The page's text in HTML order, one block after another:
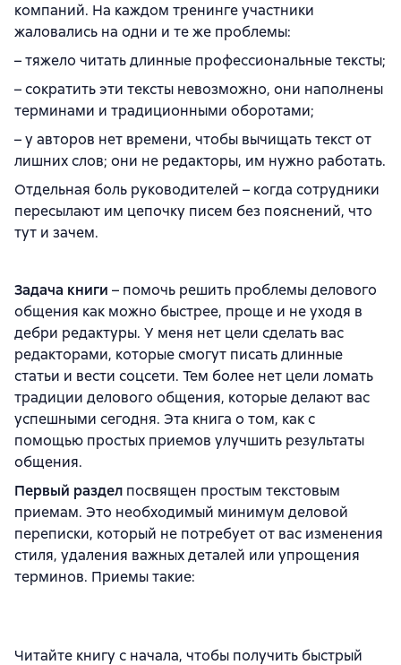
компаний. На каждом тренинге участники
жаловались на одни и те же проблемы:
– тяжело читать длинные профессиональные тексты;
– сократить эти тексты невозможно, они наполнены
терминами и традиционными оборотами;
– у авторов нет времени, чтобы вычищать текст от
лишних слов; они не редакторы, им нужно работать.
Отдельная боль руководителей – когда сотрудники
пересылают им цепочку писем без пояснений, что
тут и зачем.
Задача книги – помочь решить проблемы делового
общения как можно быстрее, проще и не уходя в
дебри редактуры. У меня нет цели сделать вас
редакторами, которые смогут писать длинные
статьи и вести соцсети. Тем более нет цели ломать
традиции делового общения, которые делают вас
успешными сегодня. Эта книга о том, как с
помощью простых приемов улучшить результаты
общения.
Первый раздел посвящен простым текстовым
приемам. Это необходимый минимум деловой
переписки, который не потребует от вас изменения
стиля, удаления важных деталей или упрощения
терминов. Приемы такие:
Читайте книгу с начала, чтобы получить быстрый